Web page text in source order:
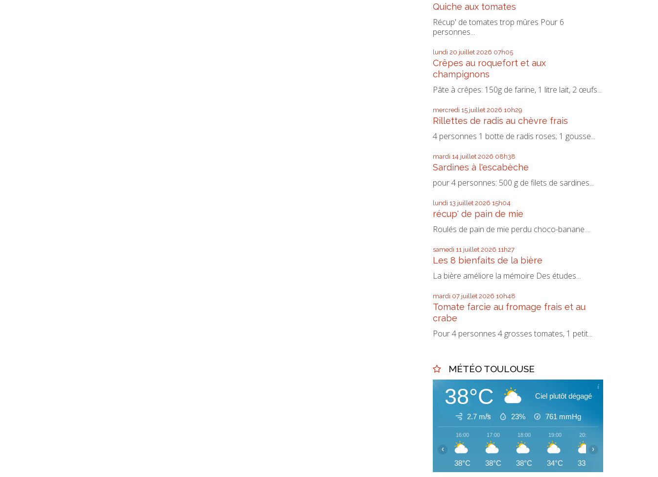
Quiche aux tomates
Récup' de tomates trop mûres Pour 6
personnes...
lundi 20 juillet 2026 07h05
Crêpes au roquefort et aux
champignons
Pâte à crêpes: 150g de farine, 1 litre lait, 2 œufs...
mercredi 15 juillet 2026 10h29
Rillettes de radis au chèvre frais
4 personnes 1 botte de radis roses; 1 gousse...
mardi 14 juillet 2026 08h38
Sardines à l'escabèche
pour 4 personnes: 500 g de filets de sardines...
lundi 13 juillet 2026 15h04
récup' de pain de mie
Roulés de pain de mie perdu choco-banane....
samedi 11 juillet 2026 11h27
Les 8 bienfaits de la bière
La bière améliore la mémoire Des études...
mardi 07 juillet 2026 10h48
Tomate farcie au fromage frais et au
crabe
Pour 4 personnes 4 grosses tomates, 1 petit...
MÉTÉO TOULOUSE
38°C Ciel plutôt dégagé
2.7 m/s 23% 761 mmHg
16:00
38°C
17:00
38°C
18:00
38°C
19:00
34°C
20:00
33°C
‹ ›